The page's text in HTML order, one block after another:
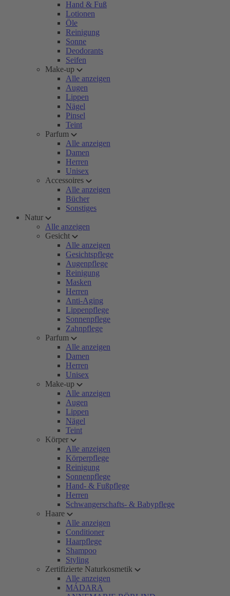
Hand & Fuß
Lotionen
Öle
Reinigung
Sonne
Deodorants
Seifen
Make-up
Alle anzeigen
Augen
Lippen
Nägel
Pinsel
Teint
Parfum
Alle anzeigen
Damen
Herren
Unisex
Accessoires
Alle anzeigen
Bücher
Sonstiges
Natur
Alle anzeigen
Gesicht
Alle anzeigen
Gesichtspflege
Augenpflege
Reinigung
Masken
Herren
Anti-Aging
Lippenpflege
Sonnenpflege
Zahnpflege
Parfum
Alle anzeigen
Damen
Herren
Unisex
Make-up
Alle anzeigen
Augen
Lippen
Nägel
Teint
Körper
Alle anzeigen
Körperpflege
Reinigung
Sonnenpflege
Hand- & Fußpflege
Herren
Schwangerschafts- & Babypflege
Haare
Alle anzeigen
Conditioner
Haarpflege
Shampoo
Styling
Zertifizierte Naturkosmetik
Alle anzeigen
MÁDARA